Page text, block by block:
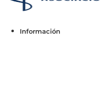
Información